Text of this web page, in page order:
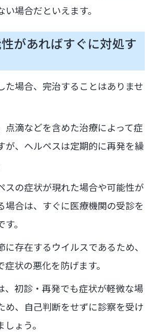
場合だといえます。
があればすぐに対処す
た場合、完治することはありませ
点滴などを含めた治療によって症
が、ヘルペスは定期的に再発を繰
スの症状が現れた場合や可能性が
場合は、すぐに医療機関の受診を
。
存在するウイルスであるため、
状の悪化を防げます。
、初診・再発でも症状が軽微な場
め、自己判断をせずに診察を受け
ょう。